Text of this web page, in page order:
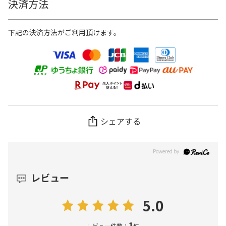
決済方法
下記の決済方法がご利用頂けます。
シェアする
レビュー
5.0